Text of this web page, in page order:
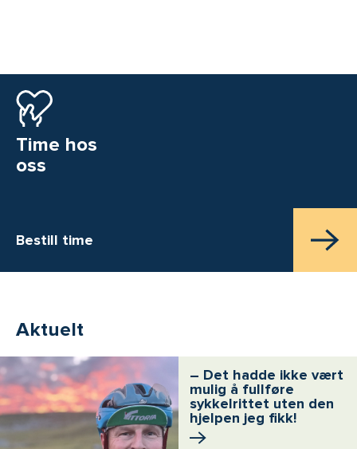
Time hos
oss
Bestill time
Aktuelt
– Det hadde ikke vært
mulig å fullføre
sykkelrittet uten den
hjelpen jeg fikk!